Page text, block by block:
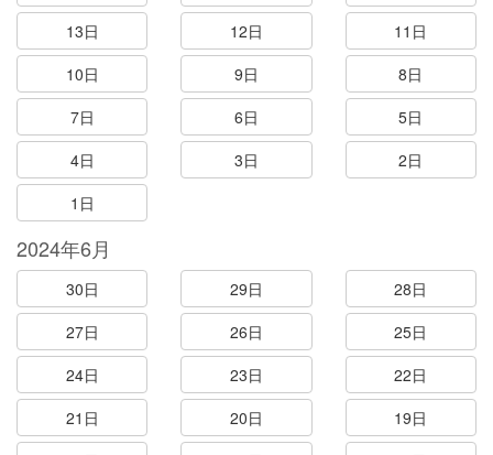
13日
12日
11日
10日
9日
8日
7日
6日
5日
4日
3日
2日
1日
2024年6月
30日 29日
28日
27日
26日
25日
24日
23日
22日
21日
20日
19日